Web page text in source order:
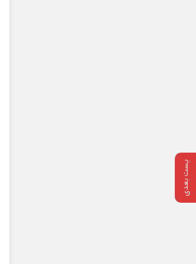
پست بعدی